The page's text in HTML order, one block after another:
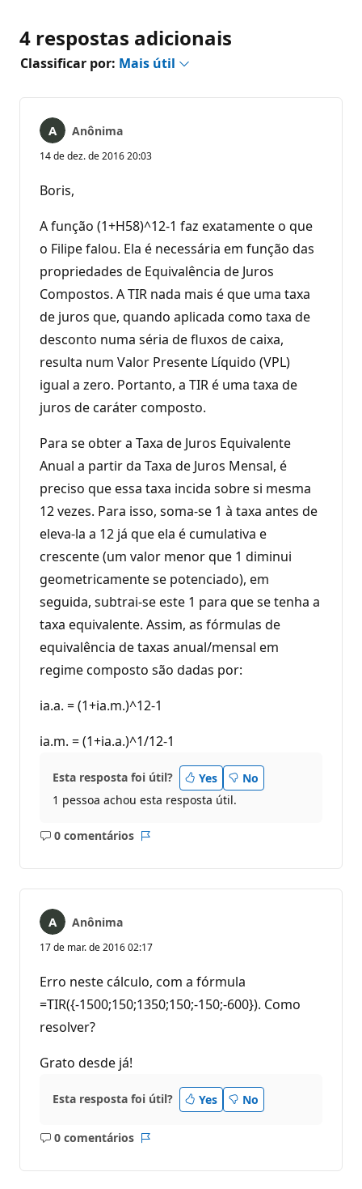
4 respostas adicionais
Classificar por: Mais útil
Anônima
14 de dez. de 2016 20:03
Boris,
A função (1+H58)^12-1 faz exatamente o que
o Filipe falou. Ela é necessária em função das
propriedades de Equivalência de Juros
Compostos. A TIR nada mais é que uma taxa
de juros que, quando aplicada como taxa de
desconto numa séria de fluxos de caixa,
resulta num Valor Presente Líquido (VPL)
igual a zero. Portanto, a TIR é uma taxa de
juros de caráter composto.
Para se obter a Taxa de Juros Equivalente
Anual a partir da Taxa de Juros Mensal, é
preciso que essa taxa incida sobre si mesma
12 vezes. Para isso, soma-se 1 à taxa antes de
eleva-la a 12 já que ela é cumulativa e
crescente (um valor menor que 1 diminui
geometricamente se potenciado), em
seguida, subtrai-se este 1 para que se tenha a
taxa equivalente. Assim, as fórmulas de
equivalência de taxas anual/mensal em
regime composto são dadas por:
ia.a. = (1+ia.m.)^12-1
ia.m. = (1+ia.a.)^1/12-1
Esta resposta foi útil? Yes
No
1 pessoa achou esta resposta útil.
0 comentários
Sem
Anônima
17 de mar. de 2016 02:17
Erro neste cálculo, com a fórmula
=TIR({-1500;150;1350;150;-150;-600}). Como
resolver?
Grato desde já!
Esta resposta foi útil? Yes No
0 comentários
Sem